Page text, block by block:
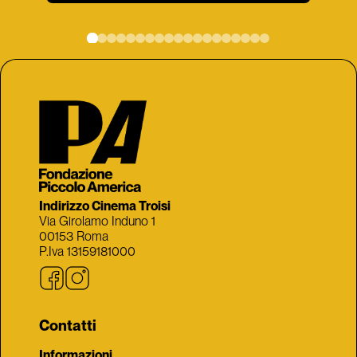
Indirizzo Cinema Troisi
Via Girolamo Induno 1
00153 Roma
P.Iva 13159181000
Contatti